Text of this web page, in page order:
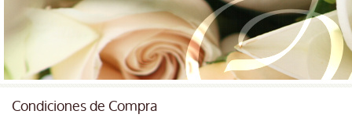
Condiciones de Compra